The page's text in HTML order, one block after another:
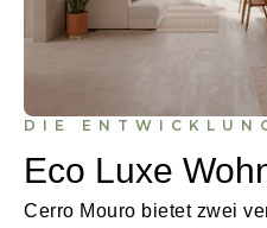
DIE
Eco Luxe
Cerro Mouro bietet zwei